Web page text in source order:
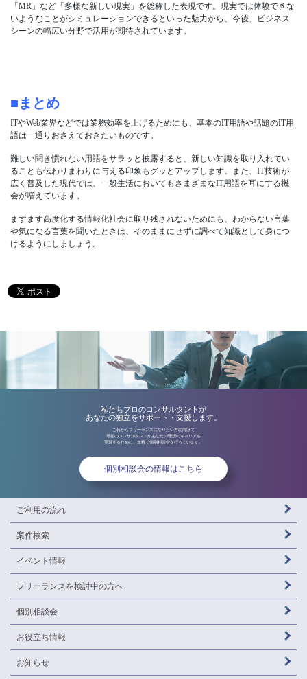
「MR」など「多様な新しい現実」を総称した表現です。現実では体験できな
いようなことがシミュレーションできるといった魅力から、今後、ビジネス
シーンの幅広い分野で活用が期待されています。
■まとめ
ITやWeb業界などでは業務効率を上げるためにも、基本のIT用語や話題のIT用
語は一通りおさえておきたいものです。
難しい聞き慣れない用語をサラッと披露すると、新しい知識を取り入れてい
ることも伝わりまわりに与える印象もグッとアップします。また、IT技術が
広く普及した現代では、一般生活においてもさまざまなIT用語を耳にする機
会が増えています。
ますます高度化する情報化社会に取り残されないためにも、わからない言葉
や気になる言葉を聞いたときは、そのままにせずに調べて知識として身につ
けるようにしましょう。
私たちプロのコンサルタントが
あなたの独立をサポート・支援します。
これからフリーランスになりたい方に向けて
専任のコンサルタントがあなたの理想のキャリアを
実現するために、無料で個別相談会を行っています。
個別相談会の情報はこちら
ご利用の流れ
案件検索
イベント情報
フリーランスを検討中の方へ
個別相談会
お役立ち情報
お知らせ